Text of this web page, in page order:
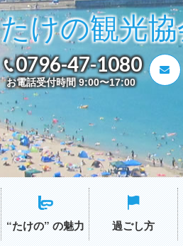
たけの観光
0796-47-1080
お電話受付時間 9:00〜17:00
“たけの” の魅力 過ごし方